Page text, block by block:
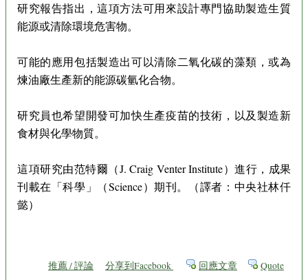
研究報告指出，這項方法可用來設計專門協助製造生質
能源或清除環境危害物。
可能的應用包括製造出可以清除二氧化碳的藻類，或為
煉油廠生產新的能源碳氫化合物。
研究員也希望開發可加快生產疫苗的技術，以及製造新
食材與化學物質。
這項研究由范特爾（J. Craig Venter Institute）進行，成果
刊載在「科學」（Science）期刊。（譯者：中央社林仟
懿）
推薦 / 評論 分享到Facebook 回應文章 Quote